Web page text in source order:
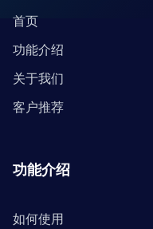
首页
功能介绍
关于我们
客户推荐
功能介绍
如何使用